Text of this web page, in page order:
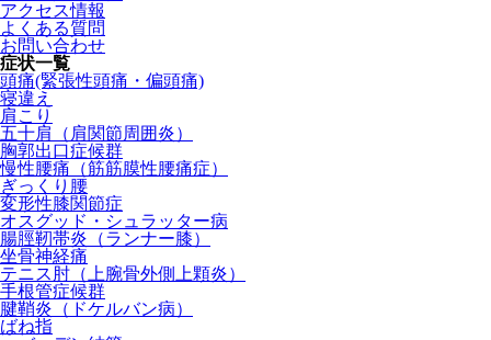
アクセス情報
よくある質問
お問い合わせ
症状一覧
頭痛(緊張性頭痛・偏頭痛)
寝違え
肩こり
五十肩（肩関節周囲炎）
胸郭出口症候群
慢性腰痛（筋筋膜性腰痛症）
ぎっくり腰
変形性膝関節症
オスグッド・シュラッター病
腸脛靭帯炎（ランナー膝）
坐骨神経痛
テニス肘（上腕骨外側上顆炎）
手根管症候群
腱鞘炎（ドケルバン病）
ばね指